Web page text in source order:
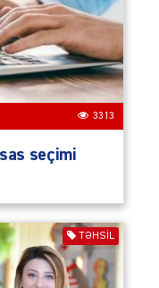
3313
seçimi
TƏHSIL